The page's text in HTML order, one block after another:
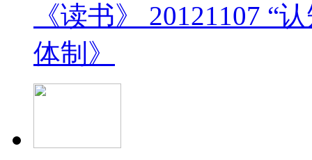
《读书》 20121107 “
体制》